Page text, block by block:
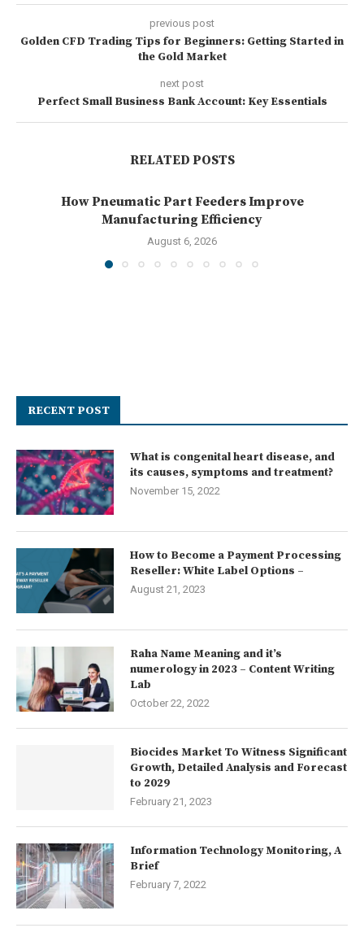
previous post
Golden CFD Trading Tips for Beginners: Getting Started in
the Gold Market
next post
Perfect Small Business Bank Account: Key Essentials
RELATED POSTS
How Pneumatic Part Feeders Improve
Manufacturing Efficiency
August 6, 2026
RECENT POST
What is congenital heart disease, and
its causes, symptoms and treatment?
November 15, 2022
How to Become a Payment Processing
Reseller: White Label Options –
August 21, 2023
Raha Name Meaning and it’s
numerology in 2023 – Content Writing
Lab
October 22, 2022
Biocides Market To Witness Significant
Growth, Detailed Analysis and Forecast
to 2029
February 21, 2023
Information Technology Monitoring, A
Brief
February 7, 2022